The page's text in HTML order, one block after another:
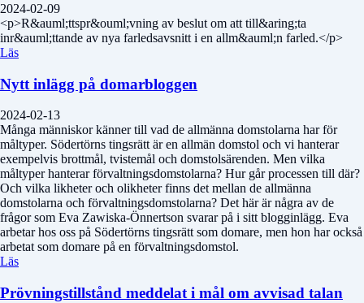
2024-02-09
<p>R&auml;ttspr&ouml;vning av beslut om att till&aring;ta
inr&auml;ttande av nya farledsavsnitt i en allm&auml;n farled.</p>
Läs
Nytt inlägg på domarbloggen
2024-02-13
Många människor känner till vad de allmänna domstolarna har för
måltyper. Södertörns tingsrätt är en allmän domstol och vi hanterar
exempelvis brottmål, tvistemål och domstolsärenden. Men vilka
måltyper hanterar förvaltningsdomstolarna? Hur går processen till där?
Och vilka likheter och olikheter finns det mellan de allmänna
domstolarna och förvaltningsdomstolarna? Det här är några av de
frågor som Eva Zawiska-Önnertson svarar på i sitt blogginlägg. Eva
arbetar hos oss på Södertörns tingsrätt som domare, men hon har också
arbetat som domare på en förvaltningsdomstol.
Läs
Prövningstillstånd meddelat i mål om avvisad talan